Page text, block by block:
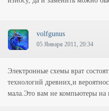
volfgunus
05 Января 2011, 20:34
Электронные схемы врат
технологий древних,и
мала.Это вам не компьютеры на